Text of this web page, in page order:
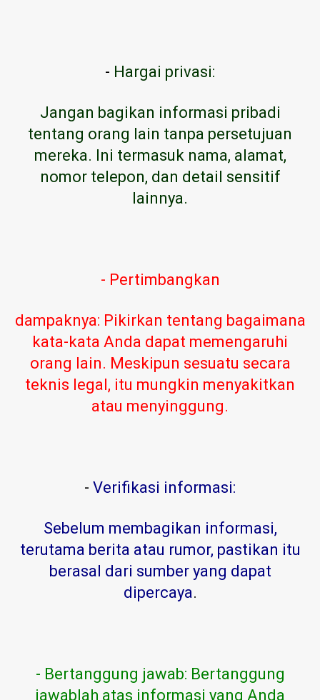
- Hargai privasi:
Jangan bagikan informasi pribadi
tentang orang lain tanpa persetujuan
mereka. Ini termasuk nama, alamat,
nomor telepon, dan detail sensitif
lainnya.
- Pertimbangkan
dampaknya: Pikirkan tentang bagaimana
kata-kata Anda dapat memengaruhi
orang lain. Meskipun sesuatu secara
teknis legal, itu mungkin menyakitkan
atau menyinggung.
- Verifikasi informasi:
Sebelum membagikan informasi,
terutama berita atau rumor, pastikan itu
berasal dari sumber yang dapat
dipercaya.
- Bertanggung jawab: Bertanggung
jawablah atas informasi yang Anda